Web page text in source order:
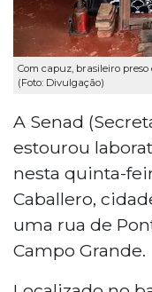
Com capuz, brasileiro
(Foto: Divulgação)
A Senad
estourou
nesta quinta-
Caballero,
uma rua de
Campo Grande.